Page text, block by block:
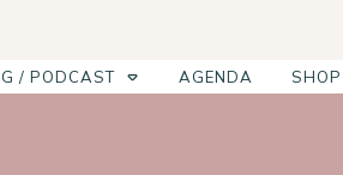
/ PODCAST AGENDA SHOP